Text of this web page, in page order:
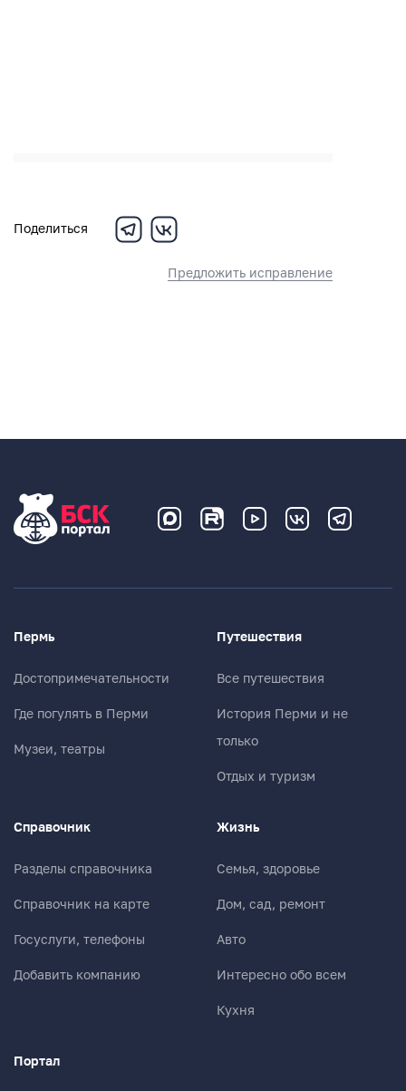
Поделиться
Предложить исправление
Пермь
Достопримечательности
Где погулять в Перми
Музеи, театры
Путешествия
Все путешествия
История Перми и не
только
Отдых и туризм
Справочник
Разделы справочника
Справочник на карте
Госуслуги, телефоны
Добавить компанию
Жизнь
Семья, здоровье
Дом, сад, ремонт
Авто
Интересно обо всем
Кухня
Портал